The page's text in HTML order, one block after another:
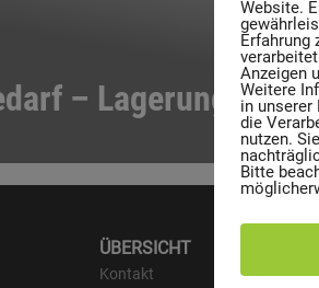
– Lagerung,
ÜBERSICHT
Kontakt
Website.
Erfahrung
Anzeigen
Weitere
in unserer
die
nutzen.
Bitte